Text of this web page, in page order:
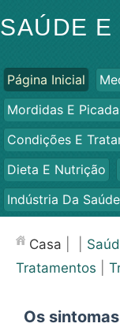
SAÚDE E
Página Inicial
Mordidas E
Condições E
Dieta E Nutrição
Indústria Da Saúde
Saúde
Casa
Tratamentos
Os